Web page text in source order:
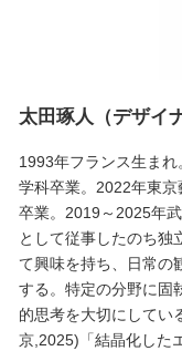
太田琢人（デザイ
1993年フランス生ま
学科卒業。2022年東
卒業。2019～2025年
として従事したのち独
て興味を持ち、日常の
する。特定の分野に固
的思考を大切にしてい
京,2025)「結晶化した